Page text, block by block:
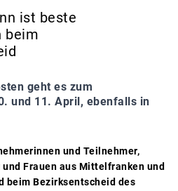
ist beste
beim
geht es zum
und 11. April, ebenfalls in
und Teilnehmer,
Frauen aus Mittelfranken und
beim Bezirksentscheid des